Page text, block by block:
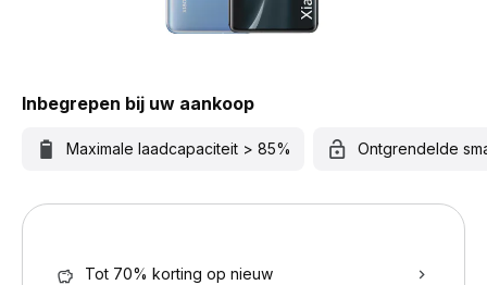
Inbegrepen bij uw aankoop
Maximale laadcapaciteit > 85% Ontgrendelde
Tot 70% korting op nieuw